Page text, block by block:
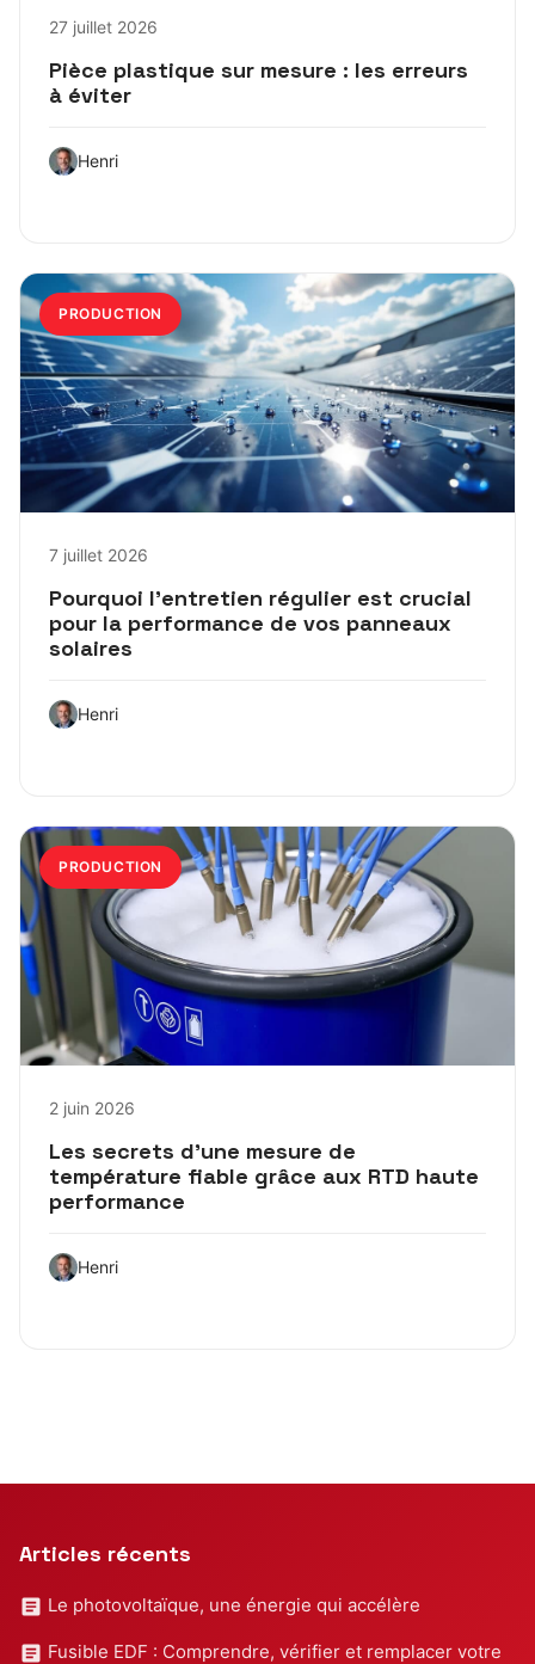
27 juillet 2026
Pièce plastique sur mesure : les erreurs
à éviter
Henri
PRODUCTION
7 juillet 2026
Pourquoi l’entretien régulier est crucial
pour la performance de vos panneaux
solaires
Henri
PRODUCTION
2 juin 2026
Les secrets d’une mesure de
température fiable grâce aux RTD haute
performance
Henri
Articles récents
Le photovoltaïque, une énergie qui accélère
Fusible EDF : Comprendre, vérifier et remplacer votre